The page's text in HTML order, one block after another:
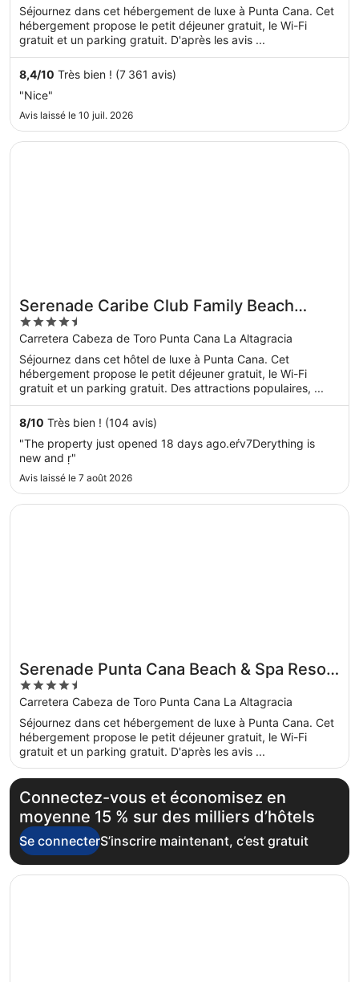
of
5
Séjournez dans cet hébergement de luxe à Punta Cana. Cet
hébergement propose le petit déjeuner gratuit, le Wi-Fi
gratuit et un parking gratuit. D'après les avis ...
8,4/10 Très bien ! (7 361 avis)
"Nice"
Avis laissé le 10 juil. 2026
Serenade Caribe Club Family Beach
Resort – All Inclusive
4.5
out
of
5
Carretera Cabeza de Toro Punta Cana La Altagracia
Séjournez dans cet hôtel de luxe à Punta Cana. Cet
hébergement propose le petit déjeuner gratuit, le Wi-Fi
gratuit et un parking gratuit. Des attractions populaires, ...
8/10 Très bien ! (104 avis)
"The property just opened 18 days ago.eŕv7Derything is
new and ṛ"
Avis laissé le 7 août 2026
S’ouvre dans une nouvelle fenêtre
Serenade Caribe Club Family Beach Resort – All Inclusive
Serenade Punta Cana Beach & Spa Resort
- All Inclusive
4.5
out
of
5
Carretera Cabeza de Toro Punta Cana La Altagracia
Séjournez dans cet hébergement de luxe à Punta Cana. Cet
hébergement propose le petit déjeuner gratuit, le Wi-Fi
gratuit et un parking gratuit. D'après les avis ...
S’ouvre dans une nouvelle fenêtre
Serenade Punta Cana Beach & Spa Resort - All Inclusive
Connectez-vous et économisez en
moyenne 15 % sur des milliers d’hôtels
Se connecterS’inscrire maintenant, c’est gratuit
S’ouvre dans une nouvelle fenêtre
Serenade All Suites - Adults Only Resort - All inclusive